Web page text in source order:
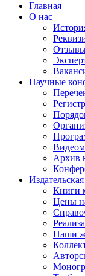
Главная
О нас
Научные
Архив
Книги
Цены
Наши